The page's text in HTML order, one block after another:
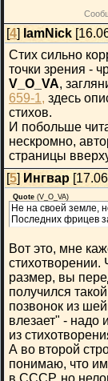
[4] IamNick
Стих сильно
точки зрения -
V_O_VA,
659-1, здесь
стихов.
И побольше
нескромно,
страницы
[5] Ингвар
Quote (V_O_VA)
Не на своей земле,
Последних фрицев
Вот это, мне
стихотворении.
размер, вы
получился
позвонок из
влезает" - надо
из
А во второй
понимаю, что
в СССР, но